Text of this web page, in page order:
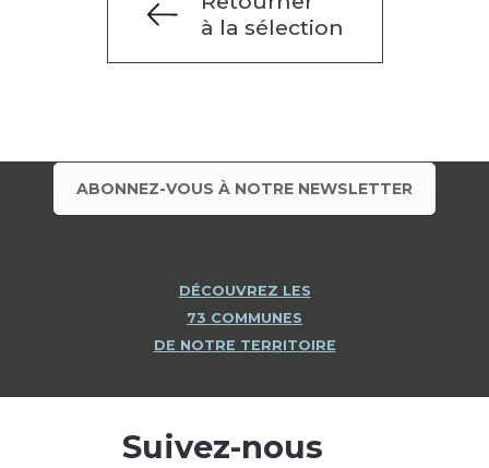
à la sélection
ABONNEZ-VOUS À NOTRE NEWSLETTER
DÉCOUVREZ LES
73 COMMUNES
DE NOTRE TERRITOIRE
Suivez-nous